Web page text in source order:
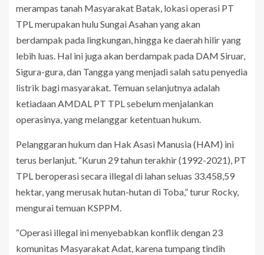
merampas tanah Masyarakat Batak, lokasi operasi PT
TPL merupakan hulu Sungai Asahan yang akan
berdampak pada lingkungan, hingga ke daerah hilir yang
lebih luas. Hal ini juga akan berdampak pada DAM Siruar,
Sigura-gura, dan Tangga yang menjadi salah satu penyedia
listrik bagi masyarakat. Temuan selanjutnya adalah
ketiadaan AMDAL PT TPL sebelum menjalankan
operasinya, yang melanggar ketentuan hukum.
Pelanggaran hukum dan Hak Asasi Manusia (HAM) ini
terus berlanjut. “Kurun 29 tahun terakhir (1992-2021), PT
TPL beroperasi secara illegal di lahan seluas 33.458,59
hektar, yang merusak hutan-hutan di Toba,” turur Rocky,
mengurai temuan KSPPM.
“Operasi illegal ini menyebabkan konflik dengan 23
komunitas Masyarakat Adat, karena tumpang tindih